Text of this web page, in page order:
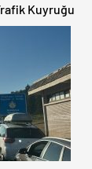
Kuyruğu